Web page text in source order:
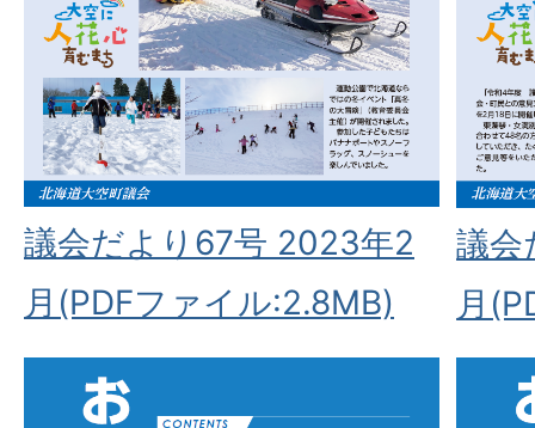
議会だより67号 2023年2
月(PDFファイル:2.8MB)
議
月